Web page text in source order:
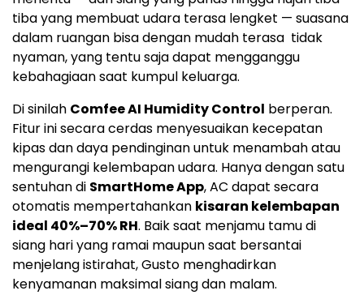
tiba yang membuat udara terasa lengket — suasana
dalam ruangan bisa dengan mudah terasa tidak
nyaman, yang tentu saja dapat mengganggu
kebahagiaan saat kumpul keluarga.
Di sinilah Comfee AI Humidity Control berperan.
Fitur ini secara cerdas menyesuaikan kecepatan
kipas dan daya pendinginan untuk menambah atau
mengurangi kelembapan udara. Hanya dengan satu
sentuhan di SmartHome App, AC dapat secara
otomatis mempertahankan kisaran kelembapan
ideal 40%–70% RH. Baik saat menjamu tamu di
siang hari yang ramai maupun saat bersantai
menjelang istirahat, Gusto menghadirkan
kenyamanan maksimal siang dan malam.